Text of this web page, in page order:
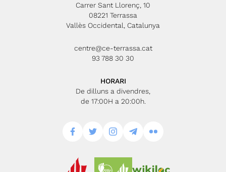
Carrer Sant Llorenç, 10
08221 Terrassa
Vallès Occidental, Catalunya
centre@ce-terrassa.cat
93 788 30 30
HORARI
De dilluns a divendres,
de 17:00H a 20:00h.